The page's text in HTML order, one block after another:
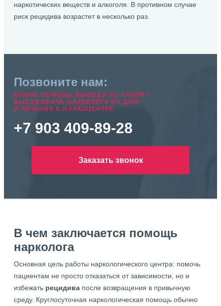
наркотических веществ и алкоголя. В противном случае
риск рецидива возрастет в несколько раз.
Позвоните нам:
НУЖНА ПОМОЩЬ ВЫВОДА ИЗ ЗАПОЯ?
ВЫЕЗД ВРАЧА-НАРКОЛОГА НА ДОМ
И ЛЕЧЕНИЕ В НАРКОЦЕНТРЕ
+7 903 409-89-28
Заказать звонок
В чем заключается помощь
нарколога
Основная цель работы наркологического центра: помочь
пациентам не просто отказаться от зависимости, но и
избежать рецидива после возвращения в привычную
среду. Круглосуточная наркологическая помощь обычно